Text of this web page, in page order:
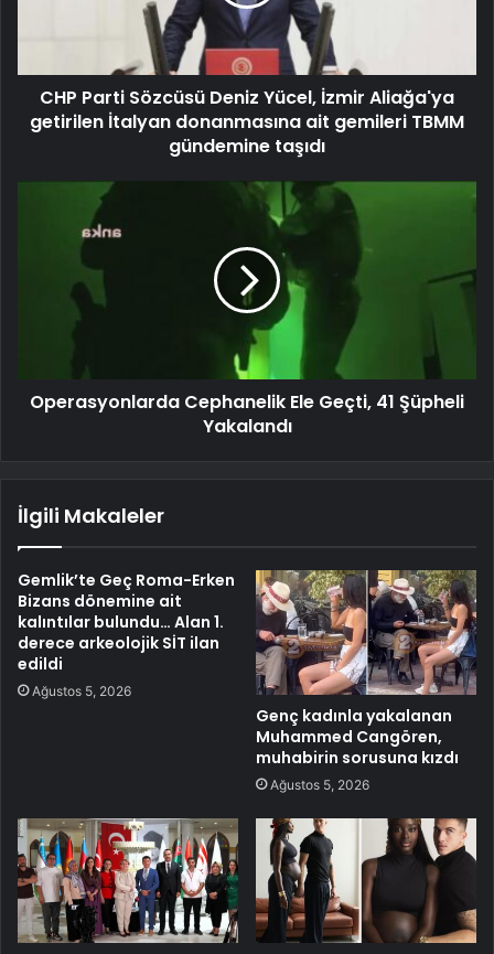
CHP Parti Sözcüsü Deniz Yücel, İzmir Aliağa'ya
getirilen İtalyan donanmasına ait gemileri TBMM
gündemine taşıdı
Operasyonlarda Cephanelik Ele Geçti, 41 Şüpheli
Yakalandı
İlgili Makaleler
Gemlik’te Geç Roma-Erken
Bizans dönemine ait
kalıntılar bulundu… Alan 1.
derece arkeolojik SİT ilan
edildi
Ağustos 5, 2026
Genç kadınla yakalanan
Muhammed Cangören,
muhabirin sorusuna kızdı
Ağustos 5, 2026